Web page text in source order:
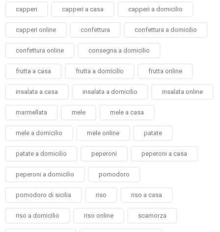
capperi capperi a casa capperi a domicilio
capperi online confettura confettura a domicilio
confettura online consegna a domicilio
frutta a casa frutta a domicilio frutta online
insalata a casa insalata a domicilio insalata online
marmellata mele mele a casa
mele a domicilio mele online patate
patate a domicilio peperoni peperoni a casa
peperoni a domicilio pomodoro
pomodoro di sicilia riso riso a casa
riso a domicilio riso online scamorza